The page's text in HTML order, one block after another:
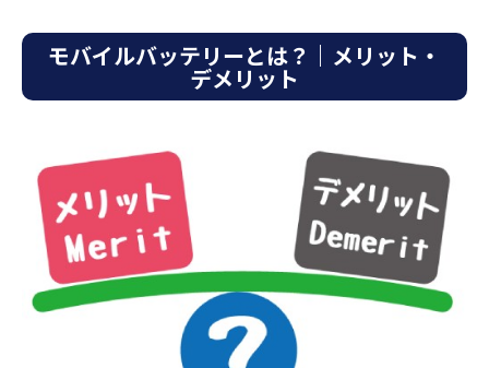
モバイルバッテリーとは？｜メリット・
デメリット